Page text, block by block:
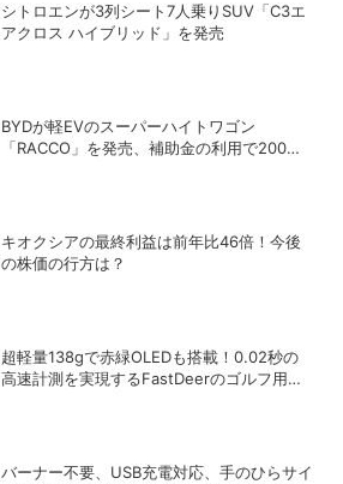
シトロエンが3列シート7人乗りSUV「C3エ
アクロス ハイブリッド」を発売
BYDが軽EVのスーパーハイトワゴン
「RACCO」を発売、補助金の利用で200万
キオクシアの最終利益は前年比46倍！今後
の株価の行方は？
超軽量138gで赤緑OLEDも搭載！0.02秒の
高速計測を実現するFastDeerのゴルフ用レ
バーナー不要、USB充電対応、手のひらサイ